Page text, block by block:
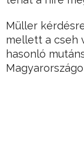
Müller
mellett a cseh
hasonló